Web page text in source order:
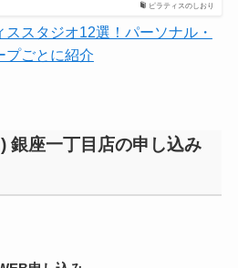
ピラティスのしおり
スタジオ12選！パーソナル・
プごとに紹介
銀座一丁目店の申し込み